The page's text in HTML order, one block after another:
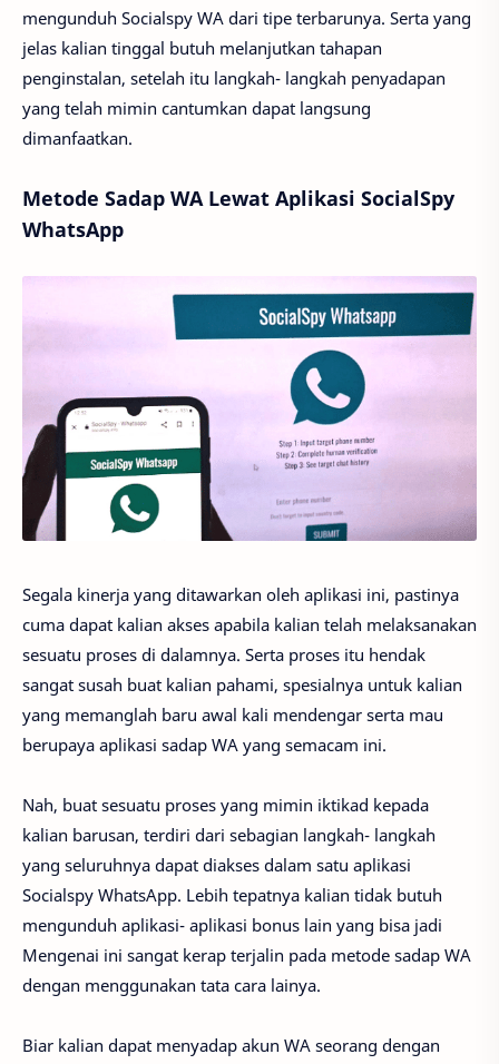
mengunduh Socialspy WA dari tipe terbarunya. Serta yang
jelas kalian tinggal butuh melanjutkan tahapan
penginstalan, setelah itu langkah- langkah penyadapan
yang telah mimin cantumkan dapat langsung
dimanfaatkan.
Metode Sadap WA Lewat Aplikasi SocialSpy
WhatsApp
Segala kinerja yang ditawarkan oleh aplikasi ini, pastinya
cuma dapat kalian akses apabila kalian telah melaksanakan
sesuatu proses di dalamnya. Serta proses itu hendak
sangat susah buat kalian pahami, spesialnya untuk kalian
yang memanglah baru awal kali mendengar serta mau
berupaya aplikasi sadap WA yang semacam ini.
Nah, buat sesuatu proses yang mimin iktikad kepada
kalian barusan, terdiri dari sebagian langkah- langkah
yang seluruhnya dapat diakses dalam satu aplikasi
Socialspy WhatsApp. Lebih tepatnya kalian tidak butuh
mengunduh aplikasi- aplikasi bonus lain yang bisa jadi
Mengenai ini sangat kerap terjalin pada metode sadap WA
dengan menggunakan tata cara lainya.
Biar kalian dapat menyadap akun WA seorang dengan